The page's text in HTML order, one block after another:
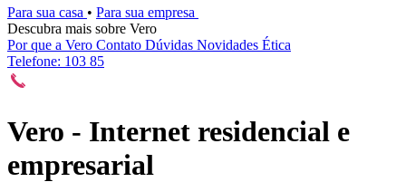
Para sua casa • Para sua empresa
Descubra mais sobre Vero
Por que a Vero Contato Dúvidas Novidades Ética
Telefone: 103 85
Vero - Internet residencial e
empresarial